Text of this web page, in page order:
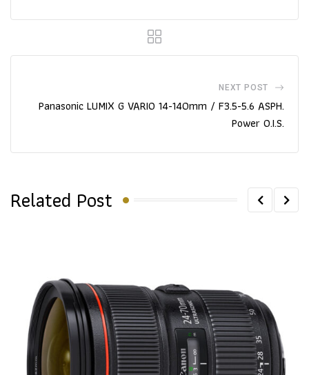
NEXT POST
Panasonic LUMIX G VARIO 14-140mm / F3.5-5.6 ASPH.
Power O.I.S.
Related Post